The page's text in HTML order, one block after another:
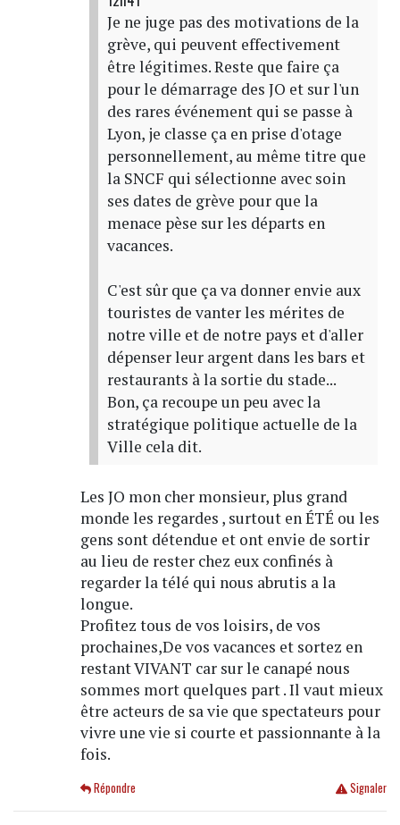
Je ne juge pas des motivations de la
grève, qui peuvent effectivement
être légitimes. Reste que faire ça
pour le démarrage des JO et sur l'un
des rares événement qui se passe à
Lyon, je classe ça en prise d'otage
personnellement, au même titre que
la SNCF qui sélectionne avec soin
ses dates de grève pour que la
menace pèse sur les départs en
vacances.
C'est sûr que ça va donner envie aux
touristes de vanter les mérites de
notre ville et de notre pays et d'aller
dépenser leur argent dans les bars et
restaurants à la sortie du stade...
Bon, ça recoupe un peu avec la
stratégique politique actuelle de la
Ville cela dit.
Les JO mon cher monsieur, plus grand
monde les regardes , surtout en ÉTÉ ou les
gens sont détendue et ont envie de sortir
au lieu de rester chez eux confinés à
regarder la télé qui nous abrutis a la
longue.
Profitez tous de vos loisirs, de vos
prochaines,De vos vacances et sortez en
restant VIVANT car sur le canapé nous
sommes mort quelques part . Il vaut mieux
être acteurs de sa vie que spectateurs pour
vivre une vie si courte et passionnante à la
fois.
Signaler
Répondre